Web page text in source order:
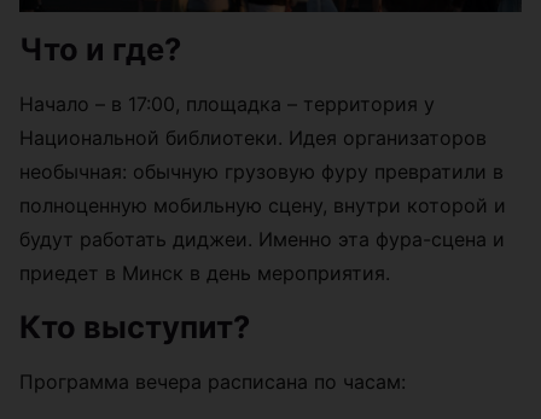
Что и где?
Начало – в 17:00, площадка – территория у
Национальной библиотеки. Идея организаторов
необычная: обычную грузовую фуру превратили в
полноценную мобильную сцену, внутри которой и
будут работать диджеи. Именно эта фура-сцена и
приедет в Минск в день мероприятия.
Кто выступит?
Программа вечера расписана по часам: